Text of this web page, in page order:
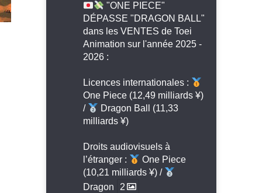
"ONE PIECE"
DÉPASSE "DRAGON BALL"
dans les VENTES de Toei
Animation sur l'année 2025 -
2026 :
Licences internationales :
One Piece (12,49 milliards ¥)
/
Dragon Ball (11,33
milliards ¥)
Droits audiovisuels à
l’étranger :
One Piece
(10,21 milliards ¥) /
Dragon
2